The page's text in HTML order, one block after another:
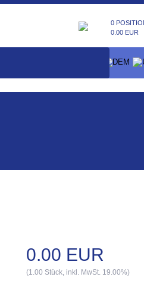
0
0.00 EUR
0.00 EUR
(1.00 Stück, inkl. MwSt. 19.00%)